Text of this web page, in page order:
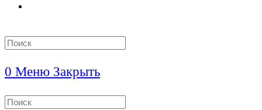
Search
this
0 Меню Закрыть
Search